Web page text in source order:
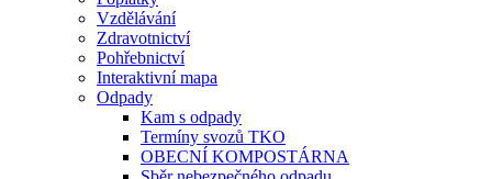
Vzdělávání
Zdravotnictví
Pohřebnictví
Interaktivní mapa
Odpady
Kam s odpady
Termíny svozů TKO
OBECNÍ KOMPOSTÁRNA